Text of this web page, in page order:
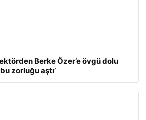
Berke Özer’e övgü dolu
zorluğu aştı’